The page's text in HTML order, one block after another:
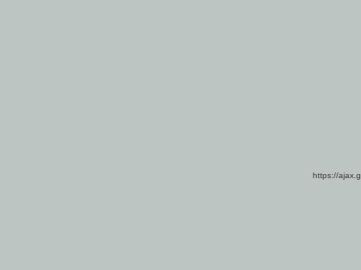
https://